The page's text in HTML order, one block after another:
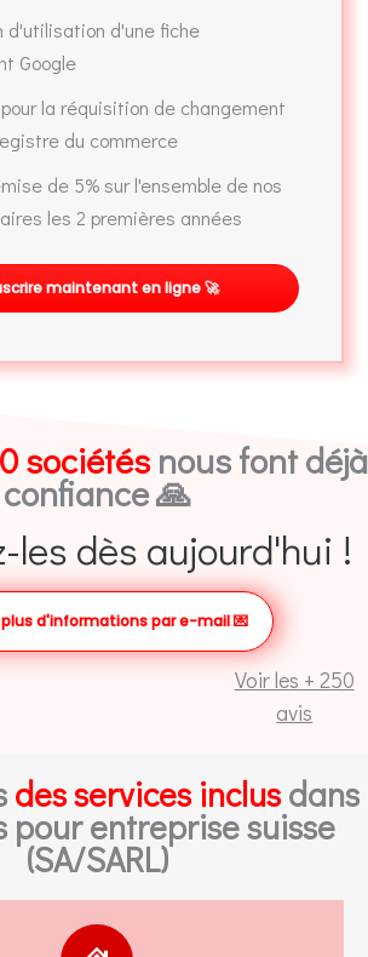
d'utilisation d'une fiche
Google
la réquisition de changement
du commerce
de 5% sur l'ensemble de nos
les 2 premières années
maintenant en ligne 🚀
sociétésnous font déjà
confiance 🙏
les dès aujourd'hui !
d'informations par e-mail💌
Voir les + 250
avis
des services inclusdans
pour entreprise suisse
(SA/SARL)